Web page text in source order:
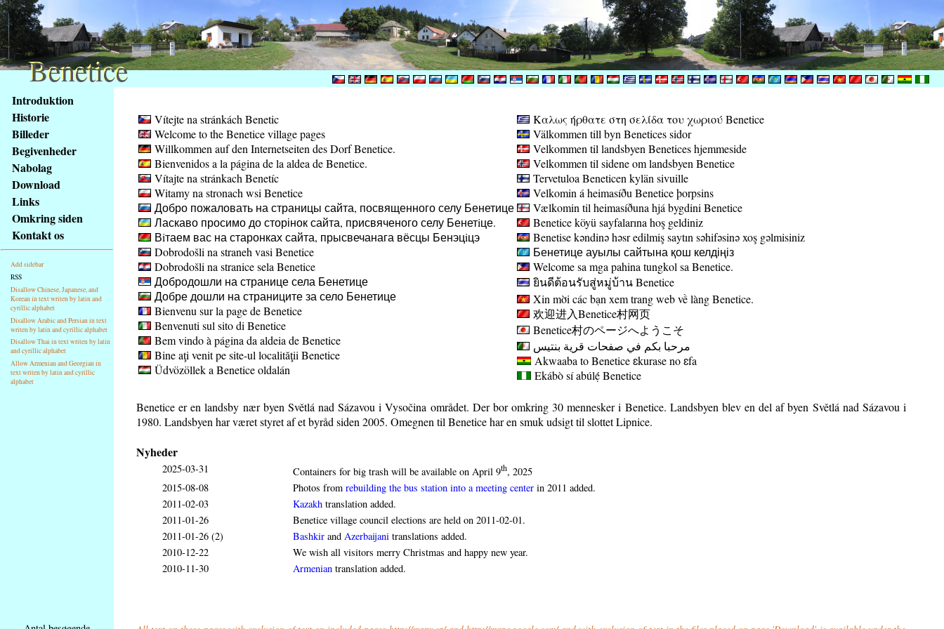
obsah
stránky
Klávesové
zkratky
tomto
webu
základní
Hlavní
strana
Introduktion
Historie
Billeder
Begivenheder
Nabolag
Download
Links
Omkring siden
Kontakt os
Add sidebar
RSS
Disallow Chinese, Japanese, and
Korean in text writen by latin and
cyrillic alphabet
Disallow Arabic and Persian in text
writen by latin and cyrillic alphabet
Disallow Thai in text writen by latin
and cyrillic alphabet
Allow Armenian and Georgian in
text writen by latin and cyrillic
alphabet
Vítejte na stránkách Benetic
Welcome to the Benetice village pages
Willkommen auf den Internetseiten des Dorf Benetice.
Bienvenidos a la página de la aldea de Benetice.
Vítajte na stránkach Benetíc
Witamy na stronach wsi Benetice
Добро пожаловать на страницы сайта, посвященного селу Бенетице
Ласкаво просимо до сторінок сайта, присвяченого селу Бенетiце.
Вiтаем вас на старонках сайта, прысвечанага вёсцы Бенэцiцэ
Dobrodošli na straneh vasi Benetice
Dobrodošli na stranice sela Benetice
Добродошли на странице села Бенетице
Добре дошли на страниците за село Бенетице
Bienvenu sur la page de Benetice
Benvenuti sul sito di Benetice
Bem vindo à página da aldeia de Benetice
Bine aţi venit pe site-ul localităţii Benetice
Üdvözöllek a Benetice oldalán
Καλως ήρθατε στη σελίδα του χωριού Benetice
Välkommen till byn Benetices sidor
Velkommen til landsbyen Benetices hjemmeside
Velkommen til sidene om landsbyen Benetice
Tervetuloa Beneticen kylän sivuille
Velkomin á heimasíðu Benetice þorpsins
Vælkomin til heimasíðuna hjá bygdini Benetice
Benetice köyü sayfalarına hoş geldiniz
Benetise kəndinə həsr edilmiş saytın səhifəsinə xoş gəlmisiniz
Бенетице ауылы сайтына қош келдіңіз
Welcome sa mga pahina tungkol sa Benetice.
ยินดีต้อนรับสู่หมู่บ้าน Benetice
Xin mời các bạn xem trang web về làng Benetice.
欢迎进入Benetice村网页
Benetice村のページへようこそ
مرحبا بكم في صفحات قرية بنتيس
Akwaaba to Benetice ɛkurase no ɛfa
Ekábò sí abúlẹ́Benetice
Benetice er en landsby nær byen Světlá nad Sázavou i Vysočina området. Der bor omkring 30 mennesker i Benetice. Landsbyen blev en del af byen Světlá nad Sázavou i
1980. Landsbyen har været styret af et byråd siden 2005. Omegnen til Benetice har en smuk udsigt til slottet Lipnice.
Nyheder
2025-03-31 Containers for big trash will be available on April 9th, 2025
2015-08-08
Photos from rebuilding the bus station into a meeting center in 2011 added.
2011-02-03
Kazakh translation added.
2011-01-26
Benetice village council elections are held on 2011-02-01.
2011-01-26 (2)
Bashkir and Azerbaijani translations added.
2010-12-22
We wish all visitors merry Christmas and happy new year.
2010-11-30
Armenian translation added.
Benetice
Benetice